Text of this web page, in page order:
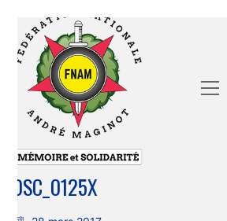
DSC_0125X